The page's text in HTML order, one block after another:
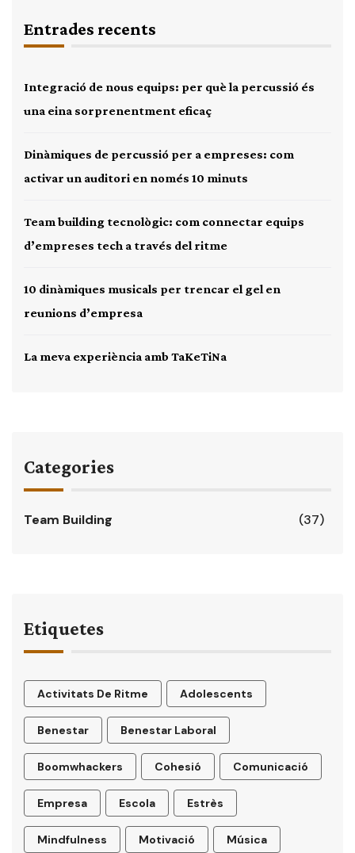
Entrades recents
Integració de nous equips: per què la percussió és
una eina sorprenentment eficaç
Dinàmiques de percussió per a empreses: com
activar un auditori en només 10 minuts
Team building tecnològic: com connectar equips
d’empreses tech a través del ritme
10 dinàmiques musicals per trencar el gel en
reunions d’empresa
La meva experiència amb TaKeTiNa
Categories
Team Building (37)
Etiquetes
Activitats De Ritme Adolescents
Benestar Benestar Laboral
Boomwhackers Cohesió Comunicació
Empresa Escola Estrès
Mindfulness Motivació Música